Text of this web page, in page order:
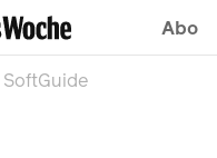
Abo